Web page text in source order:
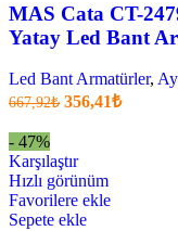
MAS Cata CT-
Yatay Led Bant
Led Bant Armatürler,
667,92₺ Orijinal
356,41₺Şu
- 47%
Karşılaştır
Hızlı görünüm
Favorilere ekle
Sepete ekle